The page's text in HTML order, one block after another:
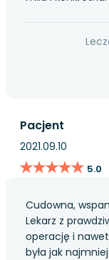
Pacjent
2021.09.10
★★★★★
★★★★★ 5.0
Cudowna,
Lekarz z
operację i nawet
była jak